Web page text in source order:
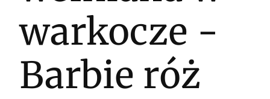
warkocze -
Barbie róż